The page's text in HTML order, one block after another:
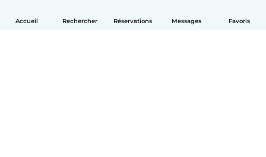
Accueil Rechercher Réservations Messages Favoris